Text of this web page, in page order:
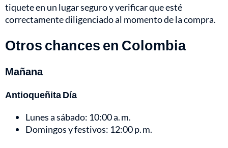
tiquete en un lugar seguro y verificar que esté
correctamente diligenciado al momento de la compra.
Otros chances en Colombia
Mañana
Antioqueñita Día
Lunes a sábado: 10:00 a. m.
Domingos y festivos: 12:00 p. m.